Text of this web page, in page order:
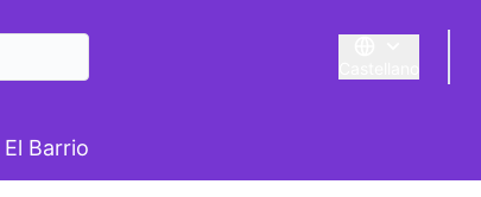
Triar la llengua
usuario
El Barrio